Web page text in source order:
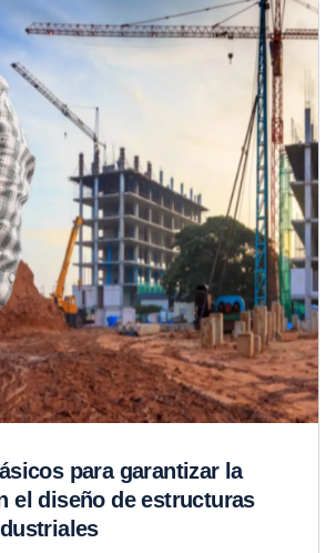
para garantizar la
el diseño de estructuras